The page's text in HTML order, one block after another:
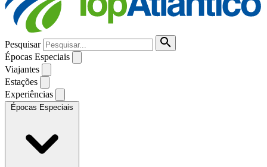
Pesquisar
Épocas Especiais
Viajantes
Estações
Experiências
Épocas Especiais